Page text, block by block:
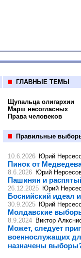
ГЛАВНЫЕ ТЕМЫ
Щупальца олигархии
Марш несогласных
Права человеков
Правильные
10.6.2026 Юрий
Пинок от
8.6.2026 Юрий
Пашинян и
26.12.2025 Юрий
Боснийский идеал
30.9.2025 Юрий
Молдавские
8.9.2024 Виктор
Может, следует
военнослужащих
назначены